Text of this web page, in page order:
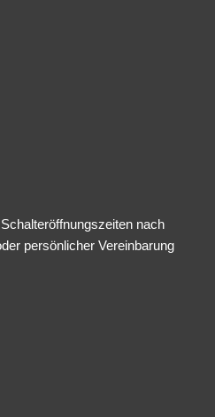
nach
persönlicher Vereinbarung